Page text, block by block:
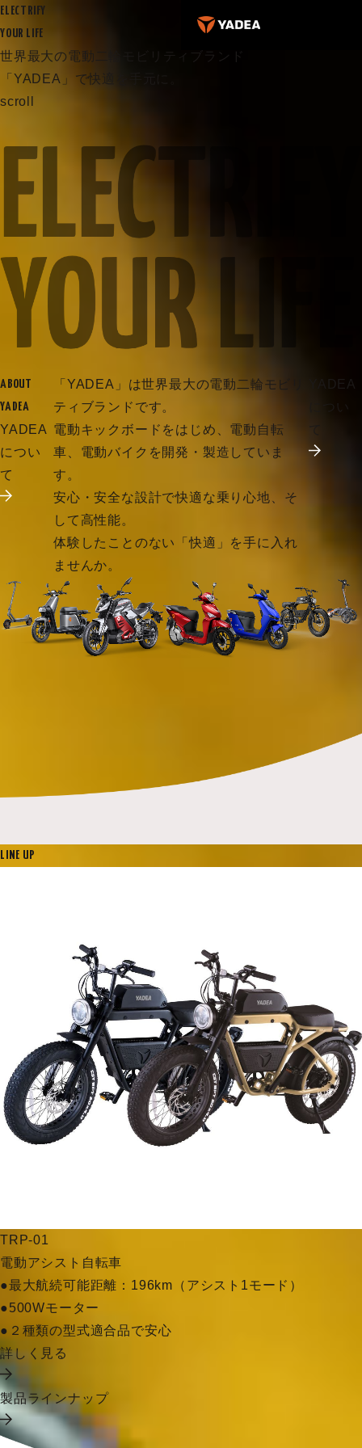
ELECTRIFY
YOUR LIFE
世界最大の電動二輪モビリティブランド
「YADEA」で快適を手元に。
scroll
ABOUT
YADEA
YADEA
につい
て
「YADEA」は世界最大の電動二輪モビリ
ティブランドです。
電動キックボードをはじめ、電動自転
車、電動バイクを開発・製造していま
す。
安心・安全な設計で快適な乗り心地、そ
して高性能。
体験したことのない「快適」を手に入れ
ませんか。
YADEA
LINE UP
TRP-01
電動アシスト自転車
●最大航続可能距離：196km（アシスト1モード）
●500Wモーター
●２種類の型式適合品で安心
詳しく見る
製品ラインナップ